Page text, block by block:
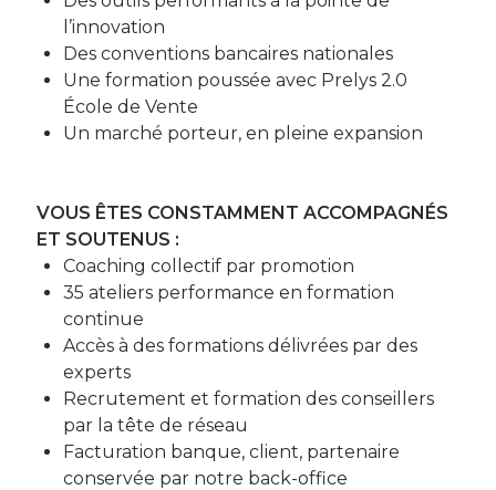
l’innovation
Des conventions bancaires nationales
Une formation poussée avec Prelys 2.0
École de Vente
Un marché porteur, en pleine expansion
VOUS ÊTES CONSTAMMENT ACCOMPAGNÉS
ET SOUTENUS :
Coaching collectif par promotion
35 ateliers performance en formation
continue
Accès à des formations délivrées par des
experts
Recrutement et formation des conseillers
par la tête de réseau
Facturation banque, client, partenaire
conservée par notre back-office